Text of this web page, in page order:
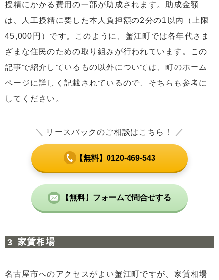
授精にかかる費用の一部が助成されます。助成金額
は、人工授精に要した本人負担額の2分の1以内（上限
45,000円）です。このように、蟹江町では各年代さま
ざまな住民のための取り組みが行われています。この
記事で紹介しているもの以外については、町のホーム
ページに詳しく記載されているので、そちらも参考に
してください。
＼ リースバックのご相談はこちら！ ／
【無料】0120-469-543
【無料】フォームで問合せする
家賃相場
名古屋市へのアクセスがよい蟹江町ですが、家賃相場